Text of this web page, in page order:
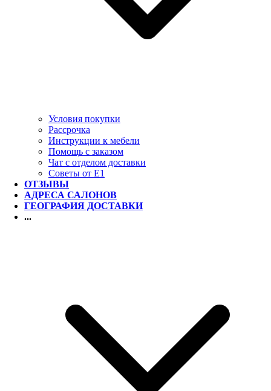
Условия покупки
Рассрочка
Инструкции к мебели
Помощь с заказом
Чат с отделом доставки
Советы от Е1
ОТЗЫВЫ
АДРЕСА САЛОНОВ
ГЕОГРАФИЯ ДОСТАВКИ
...